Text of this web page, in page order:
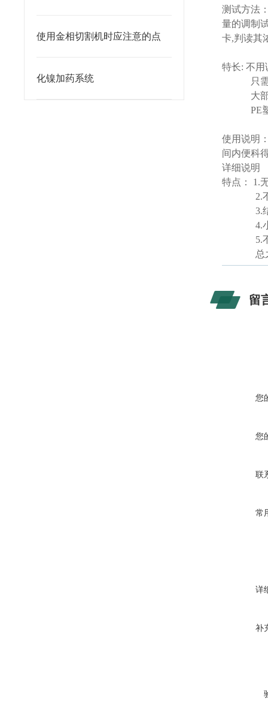
使用金相切割机时应注意的点
化镍加药系统
测试方法
量的调制
卡,判读其
特长:不用
只
大
PE
使用说明
间内便科
详细说明
特点：
1.
2.
3.
4.
5.
总
留
您
您
联
常
详
补